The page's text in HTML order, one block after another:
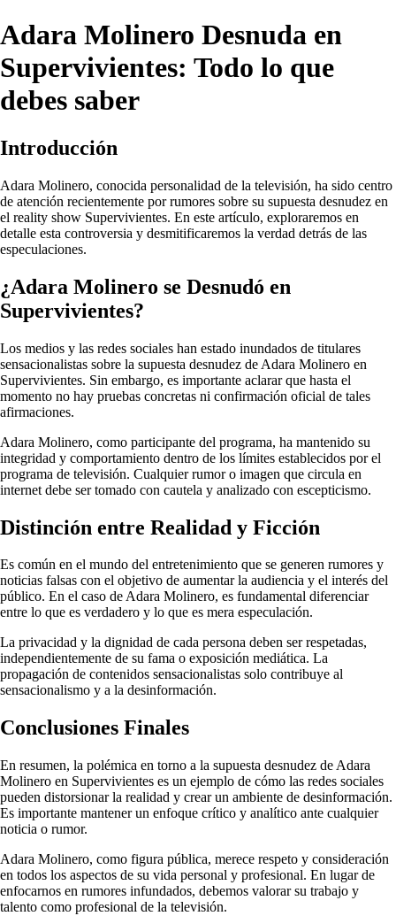
Adara Molinero Desnuda en
Supervivientes: Todo lo que
debes saber
Introducción
Adara Molinero, conocida personalidad de la televisión, ha sido centro
de atención recientemente por rumores sobre su supuesta desnudez en
el reality show Supervivientes. En este artículo, exploraremos en
detalle esta controversia y desmitificaremos la verdad detrás de las
especulaciones.
¿Adara Molinero se Desnudó en
Supervivientes?
Los medios y las redes sociales han estado inundados de titulares
sensacionalistas sobre la supuesta desnudez de Adara Molinero en
Supervivientes. Sin embargo, es importante aclarar que hasta el
momento no hay pruebas concretas ni confirmación oficial de tales
afirmaciones.
Adara Molinero, como participante del programa, ha mantenido su
integridad y comportamiento dentro de los límites establecidos por el
programa de televisión. Cualquier rumor o imagen que circula en
internet debe ser tomado con cautela y analizado con escepticismo.
Distinción entre Realidad y Ficción
Es común en el mundo del entretenimiento que se generen rumores y
noticias falsas con el objetivo de aumentar la audiencia y el interés del
público. En el caso de Adara Molinero, es fundamental diferenciar
entre lo que es verdadero y lo que es mera especulación.
La privacidad y la dignidad de cada persona deben ser respetadas,
independientemente de su fama o exposición mediática. La
propagación de contenidos sensacionalistas solo contribuye al
sensacionalismo y a la desinformación.
Conclusiones Finales
En resumen, la polémica en torno a la supuesta desnudez de Adara
Molinero en Supervivientes es un ejemplo de cómo las redes sociales
pueden distorsionar la realidad y crear un ambiente de desinformación.
Es importante mantener un enfoque crítico y analítico ante cualquier
noticia o rumor.
Adara Molinero, como figura pública, merece respeto y consideración
en todos los aspectos de su vida personal y profesional. En lugar de
enfocarnos en rumores infundados, debemos valorar su trabajo y
talento como profesional de la televisión.